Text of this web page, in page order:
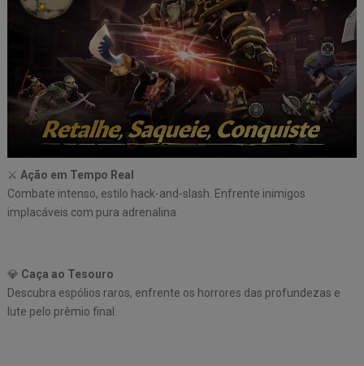
⚔️ Ação em Tempo Real
Combate intenso, estilo hack-and-slash. Enfrente inimigos
implacáveis com pura adrenalina.
💎 Caça ao Tesouro
Descubra espólios raros, enfrente os horrores das profundezas e
lute pelo prêmio final.